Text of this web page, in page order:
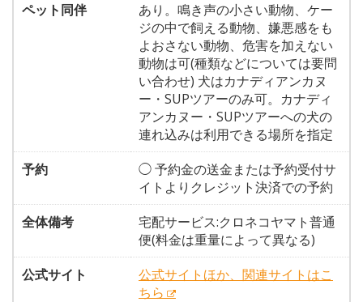
ペット同伴
あり。鳴き声の小さい動物、ケー
ジの中で飼える動物、嫌悪感をも
よおさない動物、危害を加えない
動物は可(種類などについては要問
い合わせ) 犬はカナディアンカヌ
ー・SUPツアーのみ可。カナディ
アンカヌー・SUPツアーへの犬の
連れ込みは利用できる場所を指定
予約
◯ 予約金の送金または予約受付サ
イトよりクレジット決済での予約
全体備考
宅配サービス:クロネコヤマト普通
便(料金は重量によって異なる)
公式サイト
公式サイトほか、関連サイトはこ
ちら